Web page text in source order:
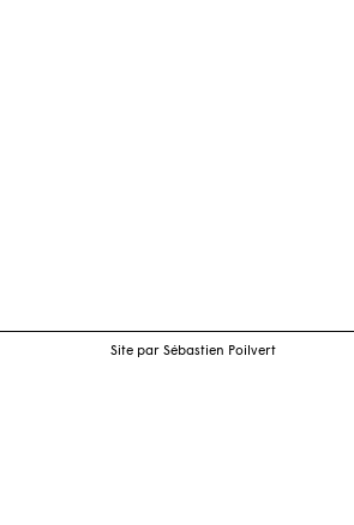
Site par Sébastien Poilvert